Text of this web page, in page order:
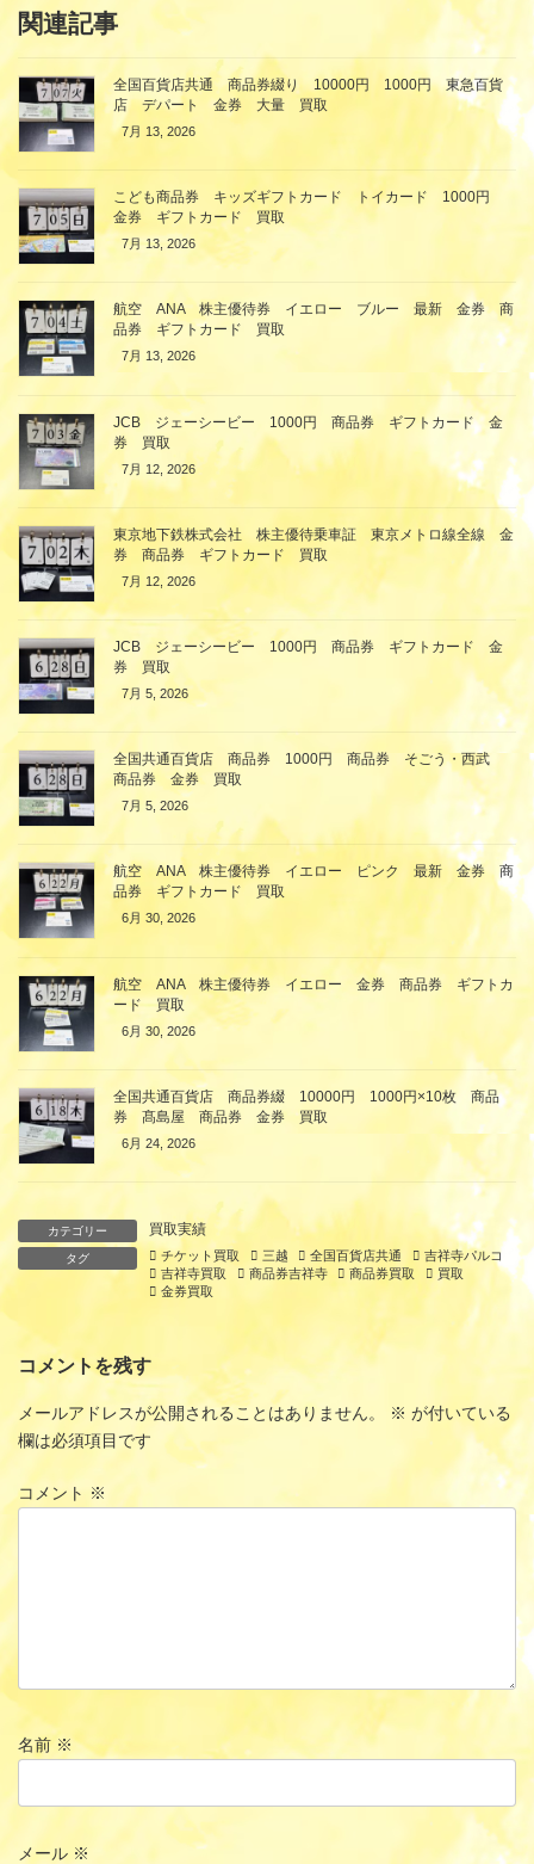
関連記事
全国百貨店共通 商品券綴り 10000円 1000円 東急百貨
店 デパート 金券 大量 買取
7月 13, 2026
こども商品券 キッズギフトカード トイカード 1000円
金券 ギフトカード 買取
7月 13, 2026
航空 ANA 株主優待券 イエロー ブルー 最新 金券 商
品券 ギフトカード 買取
7月 13, 2026
JCB ジェーシービー 1000円 商品券 ギフトカード 金
券 買取
7月 12, 2026
東京地下鉄株式会社 株主優待乗車証 東京メトロ線全線 金
券 商品券 ギフトカード 買取
7月 12, 2026
JCB ジェーシービー 1000円 商品券 ギフトカード 金
券 買取
7月 5, 2026
全国共通百貨店 商品券 1000円 商品券 そごう・西武
商品券 金券 買取
7月 5, 2026
航空 ANA 株主優待券 イエロー ピンク 最新 金券 商
品券 ギフトカード 買取
6月 30, 2026
航空 ANA 株主優待券 イエロー 金券 商品券 ギフトカ
ード 買取
6月 30, 2026
全国共通百貨店 商品券綴 10000円 1000円×10枚 商品
券 髙島屋 商品券 金券 買取
6月 24, 2026
カテゴリー 買取実績
タグ チケット買取 三越 全国百貨店共通
吉祥寺パルコ
吉祥寺買取
商品券吉祥寺 商品券買取
買取
金券買取
コメントを残す
メールアドレスが公開されることはありません。 ※ が付いている
欄は必須項目です
コメント ※
名前 ※
メール ※